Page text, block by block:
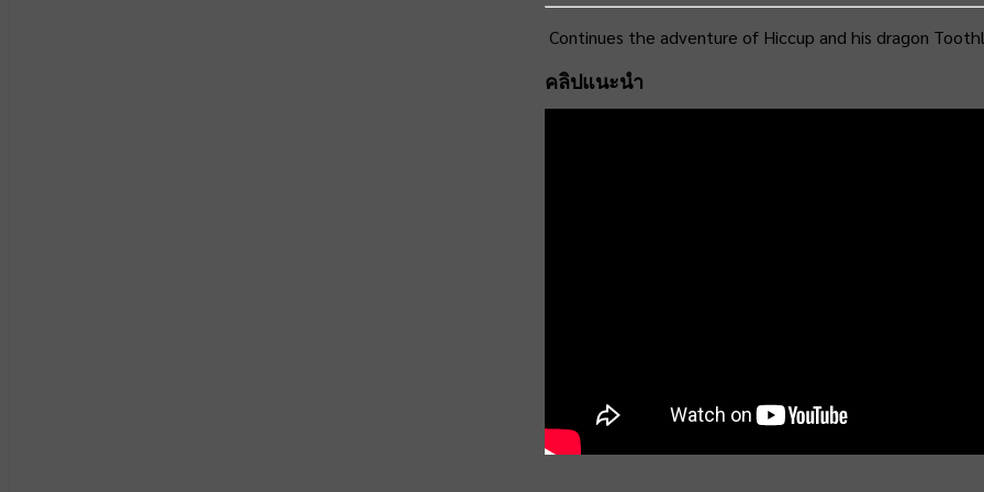
Continues the adventure of Hiccup and his dragon
คลิปแนะนำ